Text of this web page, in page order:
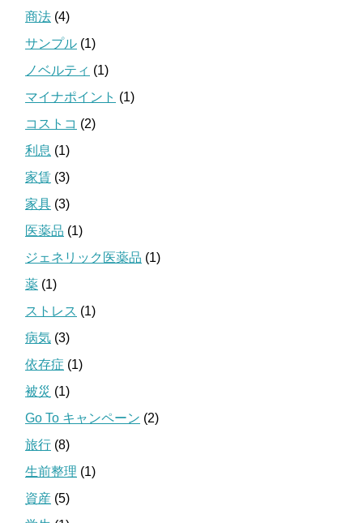
商法 (4)
サンプル (1)
ノベルティ (1)
マイナポイント (1)
コストコ (2)
利息 (1)
家賃 (3)
家具 (3)
医薬品 (1)
ジェネリック医薬品 (1)
薬 (1)
ストレス (1)
病気 (3)
依存症 (1)
被災 (1)
Go To キャンペーン (2)
旅行 (8)
生前整理 (1)
資産 (5)